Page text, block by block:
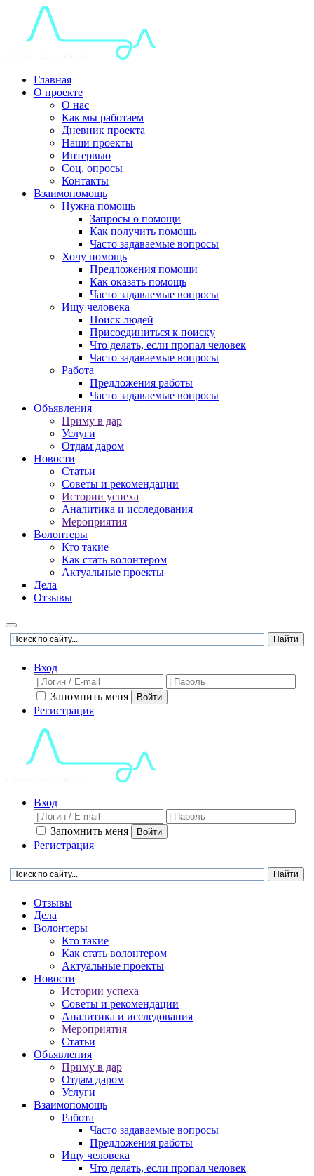
Главная
О проекте
О нас
Как мы работаем
Дневник проекта
Наши проекты
Интервью
Соц. опросы
Контакты
Взаимопомощь
Нужна помощь
Запросы о помощи
Как получить помощь
Часто задаваемые вопросы
Хочу помощь
Предложения помощи
Как оказать помощь
Часто задаваемые вопросы
Ищу человека
Поиск людей
Присоединиться к поиску
Что делать, если пропал человек
Часто задаваемые вопросы
Работа
Предложения работы
Часто задаваемые вопросы
Объявления
Приму в дар
Услуги
Отдам даром
Новости
Статьи
Советы и рекомендации
Истории успеха
Аналитика и исследования
Мероприятия
Волонтеры
Кто такие
Как стать волонтером
Актуальные проекты
Дела
Отзывы
Вход
Запомнить меня Войти
Регистрация
Вход
Запомнить меня Войти
Регистрация
Отзывы
Дела
Волонтеры
Кто такие
Как стать волонтером
Актуальные проекты
Новости
Истории успеха
Советы и рекомендации
Аналитика и исследования
Мероприятия
Статьи
Объявления
Приму в дар
Отдам даром
Услуги
Взаимопомощь
Работа
Часто задаваемые вопросы
Предложения работы
Ищу человека
Что делать, если пропал человек